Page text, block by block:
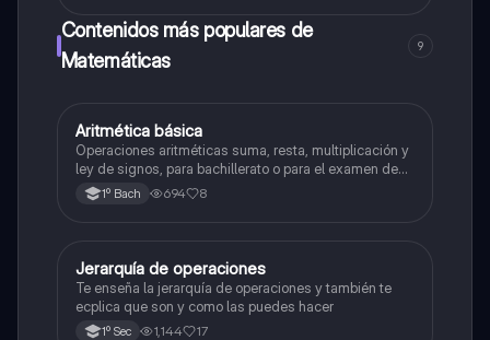
Contenidos más populares de
Matemáticas
9
Matemáticas
Aritmética básica
Operaciones aritméticas suma, resta, multiplicación y
ley de signos, para bachillerato o para el examen de
admisión a la universidad
1º Bach 694 8
Matemáticas
Jerarquía de operaciones
Te enseña la jerarquía de operaciones y también te
ecplica que son y como las puedes hacer
1º Sec 1,144 17